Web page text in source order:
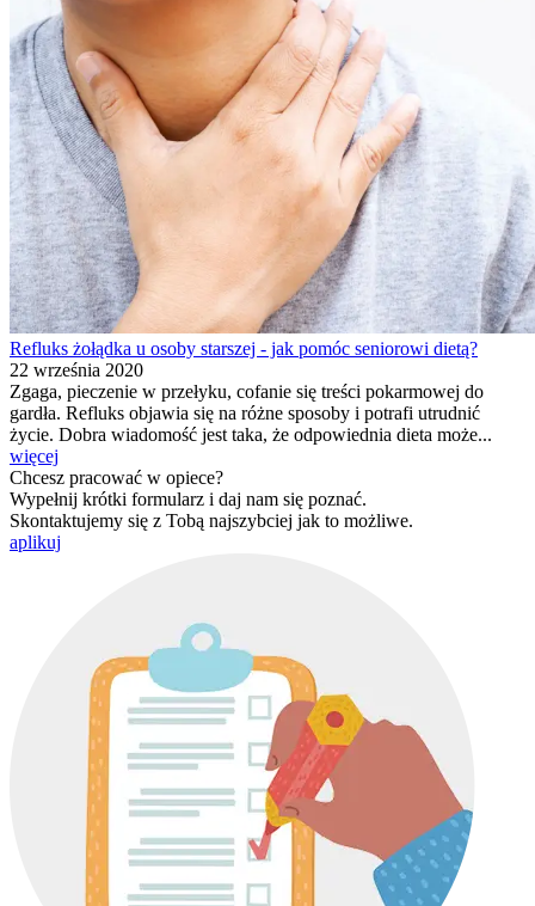
Refluks żołądka u osoby starszej - jak pomóc seniorowi dietą?
22 września 2020
Zgaga, pieczenie w przełyku, cofanie się treści pokarmowej do
gardła. Refluks objawia się na różne sposoby i potrafi utrudnić
życie. Dobra wiadomość jest taka, że odpowiednia dieta może...
więcej
Chcesz pracować w opiece?
Wypełnij krótki formularz i daj nam się poznać.
Skontaktujemy się z Tobą najszybciej jak to możliwe.
aplikuj